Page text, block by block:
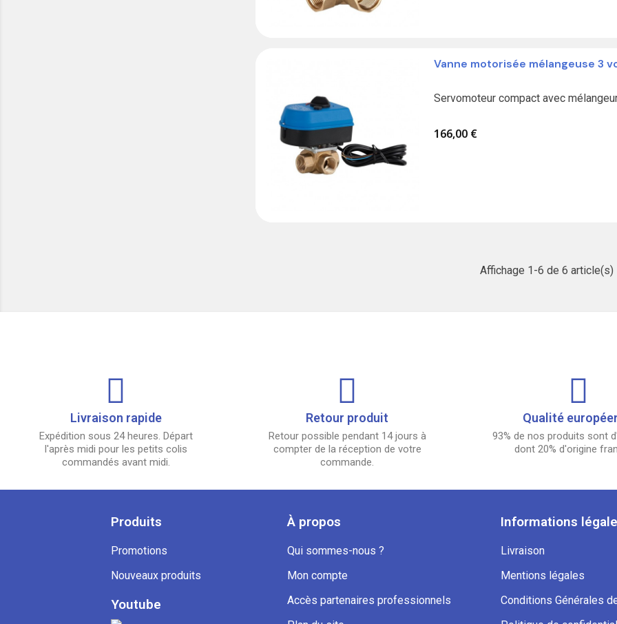
Vanne motorisée mélangeuse 3
Servomoteur compact avec
166,00 €
Affichage 1-6 de 6 article(s)
Livraison rapide
Expédition sous 24 heures. Départ
l'après midi pour les petits colis
commandés avant midi.
Retour produit
Retour possible pendant 14 jours à
compter de la réception de votre
commande.
Qualité
93% de nos produits sont
dont 20% d'origine
Produits
Promotions
Nouveaux produits
Youtube
À propos
Qui sommes-nous ?
Mon compte
Accès partenaires professionnels
Informations
Livraison
Mentions légales
Conditions Générales